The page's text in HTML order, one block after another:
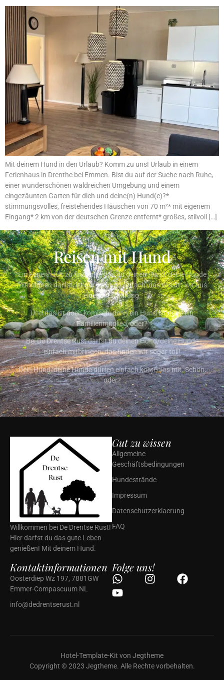
Mit deinem Hund in den Urlaub? Komm zu uns! Urlaub in einem
Ferienhaus in Drenthe bei Emmen. Bist du auf der Suche nach Ruhe,
einer wunderschönen waldreichen Umgebung und einem
eingezäunten Garten für dich und deine(n) Hund(e)?*
stimmungsvolles, freistehendes Häuschen von 70 m²* mit eigenem
Eingang* 2 km von der deutschen Grenze entfernt* großes, stilvoll […]
Reisen mit Hund
Ein Ferienhaus zu finden, in das du deinen Hund/deine Hunde
mitnehmen darfst, ist gar nicht so einfach, das wissen wir aus
eigener Erfahrung.
Und das ist doch komisch, denn ein Hund ist doch ein
Familienmitglied, oder?
Bei De Drentse Rust darfst du deinen Hund/deine Hunde
einfach mitbringen, das finden wir sogar toll!
Dein Hund/deine Hunde dürfen einfach kostenlos mit. Schön,
oder?
Willkommen bei De Drentse Rust!
Hier darfst du das gute Leben
genießen! Mit deinem Hund.
Gut zu wissen
Allgemeine
Geschäftsbedingungen
Hundestrände
Impressum
Datenschutzerklaerung
FAQ
Kontaktinformationen
Oosterdiep Wz 197, 7881GW
Emmer-Compascuum NL
info@dedrentserust.nl
Folge uns!
Hotel-Template-Kit von Jegtheme
Copyright © 2023 Jegtheme. Alle Rechte vorbehalten.